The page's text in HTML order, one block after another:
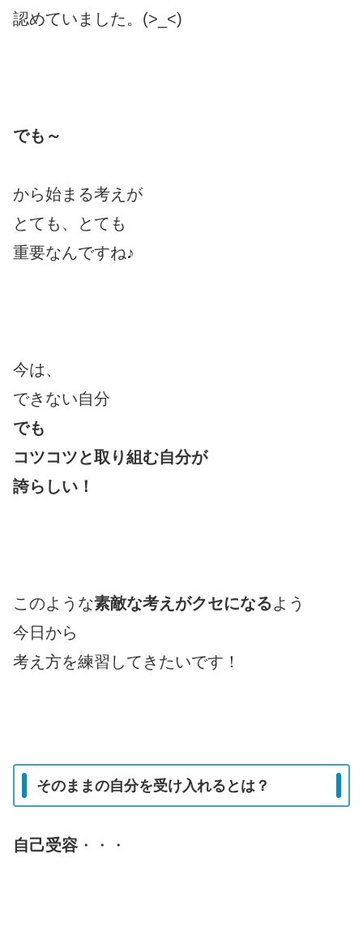
認めていました。(>_<)
でも～
から始まる考えが
とても、とても
重要なんですね♪
今は、
できない自分
でも
コツコツと取り組む自分が
誇らしい！
このような素敵な考えがクセになる よう
今日から
考え方を練習してきたいです！
そのままの自分を受け入れるとは？
自己受容 ・・・